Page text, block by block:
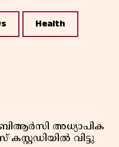
Health
അധ്യാപിക
വിട്ടു